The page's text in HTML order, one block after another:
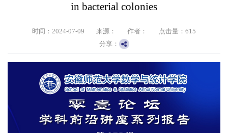
in bacterial colonies
时间：2024-07-09 来源： 作者： 点击量： 615
分享：